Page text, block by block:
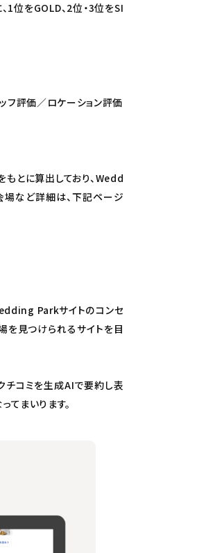
、1位をGOLD、2位・3位をSI
フ評価／ロケーション評価
とに算出しており、Wedd
場など詳細は、下記ページ
Parkサイトのコンセ
を見つけられるサイトを目
コミを生成AIで要約し表
まいります。